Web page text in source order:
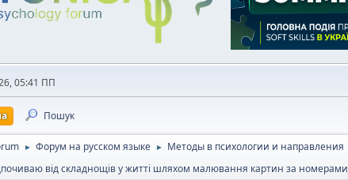
05:41 ПП
Пошук
► Форум на русском языке ► Методы в психологии и направления
від складнощів у житті шляхом малювання картин за номерами